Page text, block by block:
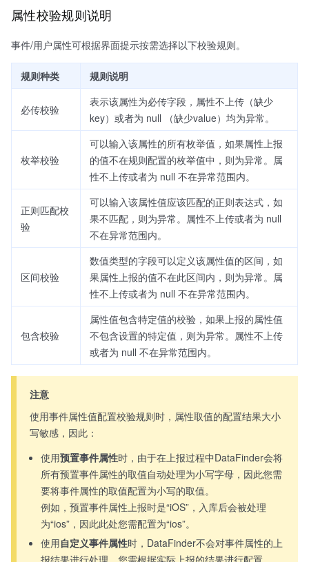
属性校验规则说明
事件/用户属性可根据界面提示按需选择以下校验规则。
规则种类 规则说明
必传校验
表示该属性为必传字段，属性不上传（缺少
key）或者为 null （缺少value）均为异常。
枚举校验
可以输入该属性的所有枚举值，如果属性上报
的值不在规则配置的枚举值中，则为异常。属
性不上传或者为 null 不在异常范围内。
正则匹配校
验
可以输入该属性值应该匹配的正则表达式，如
果不匹配，则为异常。属性不上传或者为 null
不在异常范围内。
区间校验
数值类型的字段可以定义该属性值的区间，如
果属性上报的值不在此区间内，则为异常。属
性不上传或者为 null 不在异常范围内。
包含校验
属性值包含特定值的校验，如果上报的属性值
不包含设置的特定值，则为异常。属性不上传
或者为 null 不在异常范围内。
注意
使用事件属性值配置校验规则时，属性取值的配置结果大小
写敏感，因此：
使用预置事件属性时，由于在上报过程中DataFinder会将
所有预置事件属性的取值自动处理为小写字母，因此您需
要将事件属性的取值配置为小写的取值。
例如，预置事件属性上报时是“iOS”，入库后会被处理
为“ios”，因此此处您需配置为“ios”。
使用自定义事件属性时，DataFinder不会对事件属性的上
报结果进行处理，您需根据实际上报的结果进行配置。